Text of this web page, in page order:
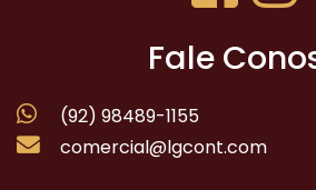
Fale
(92) 98489-1155
comercial@lgcont.com